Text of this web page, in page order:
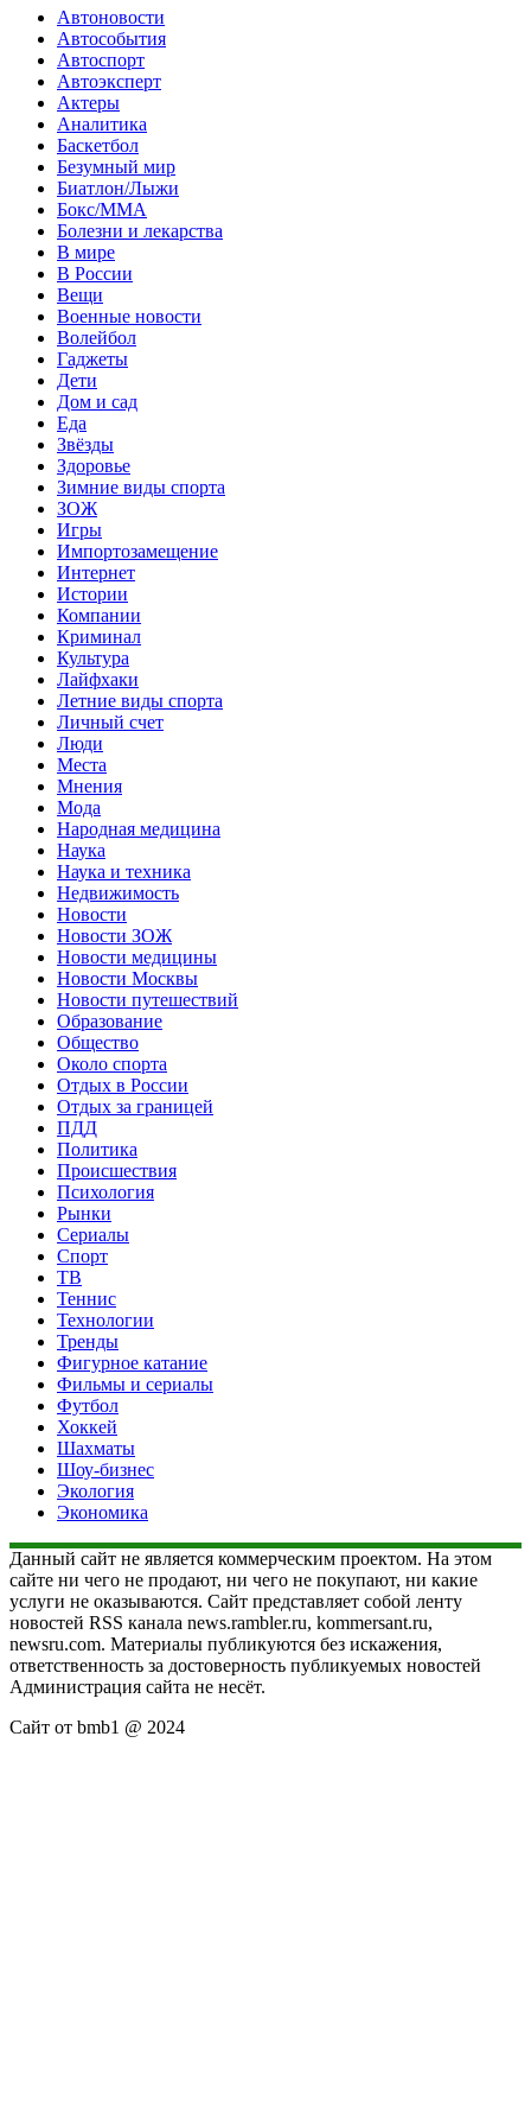
Автоновости
Автособытия
Автоспорт
Автоэксперт
Актеры
Аналитика
Баскетбол
Безумный мир
Биатлон/Лыжи
Бокс/MMA
Болезни и лекарства
В мире
В России
Вещи
Военные новости
Волейбол
Гаджеты
Дети
Дом и сад
Еда
Звёзды
Здоровье
Зимние виды спорта
ЗОЖ
Игры
Импортозамещение
Интернет
Истории
Компании
Криминал
Культура
Лайфхаки
Летние виды спорта
Личный счет
Люди
Места
Мнения
Мода
Народная медицина
Наука
Наука и техника
Недвижимость
Новости
Новости ЗОЖ
Новости медицины
Новости Москвы
Новости путешествий
Образование
Общество
Около спорта
Отдых в России
Отдых за границей
ПДД
Политика
Происшествия
Психология
Рынки
Сериалы
Спорт
ТВ
Теннис
Технологии
Тренды
Фигурное катание
Фильмы и сериалы
Футбол
Хоккей
Шахматы
Шоу-бизнес
Экология
Экономика
Данный сайт не является коммерческим проектом. На этом
сайте ни чего не продают, ни чего не покупают, ни какие
услуги не оказываются. Сайт представляет собой ленту
новостей RSS канала news.rambler.ru, kommersant.ru,
newsru.com. Материалы публикуются без искажения,
ответственность за достоверность публикуемых новостей
Администрация сайта не несёт.
Сайт от bmb1 @ 2024